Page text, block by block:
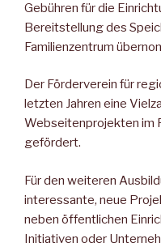
Gebühren für die
Bereitstellung des
Familienzentrum
Der Förderverein für
letzten Jahren eine
Webseitenprojekten im
gefördert.
Für den weiteren
interessante, neue
neben öffentlichen
Initiativen oder